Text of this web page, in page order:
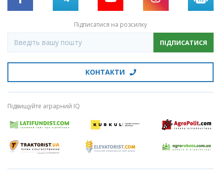
Підписатися на розсилку
ПІДПИСАТИСЯ
КОНТАКТИ
Підвищуйте аграрний IQ